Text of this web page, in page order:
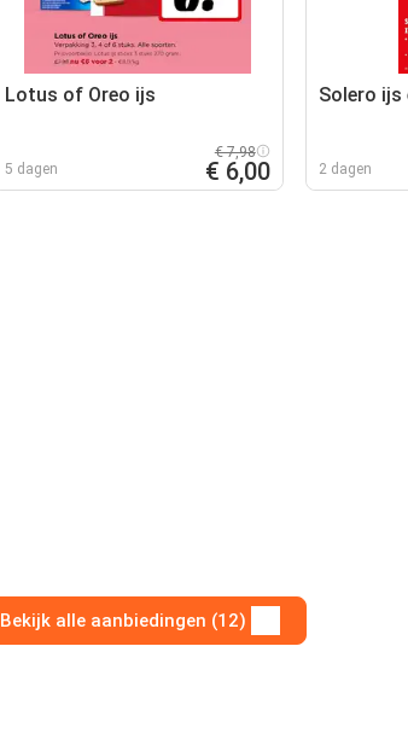
Lotus of Oreo ijs
5 dagen
€ 7,98
€ 6,00
Solero ijs
2 dagen
Bekijk alle aanbiedingen (12)